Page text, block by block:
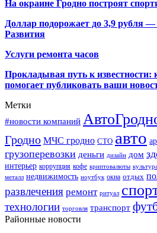
На окраине Гродно построят
Доллар подорожает до 3,9 рубля
Развития
Услуги ремонта часов
Прокладывая путь к
помогает публиковать ваши
Метки
#новости компаний
Гродно МЧС гродно СТО авто
грузоперевозки деньги дизайн дом
интерьер коррупция кофе криптовалюты
металл недвижимость ноутбук окна отдых
развлечения ремонт ритуал
технологии торговля транспорт
Районные новости